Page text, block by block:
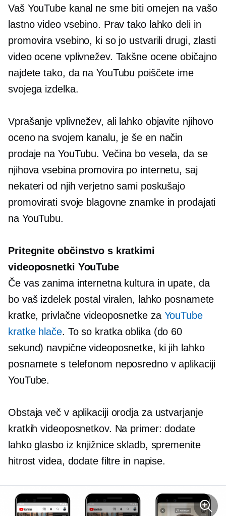
Vaš YouTube kanal ne sme biti omejen na vašo
lastno video vsebino. Prav tako lahko deli in
promovira vsebino, ki so jo ustvarili drugi, zlasti
video ocene vplivnežev. Takšne ocene običajno
najdete tako, da na YouTubu poiščete ime
svojega izdelka.
Vprašanje vplivnežev, ali lahko objavite njihovo
oceno na svojem kanalu, je še en način
prodaje na YouTubu. Večina bo vesela, da se
njihova vsebina promovira po internetu, saj
nekateri od njih verjetno sami poskušajo
promovirati svoje blagovne znamke in prodajati
na YouTubu.
Pritegnite občinstvo s kratkimi
videoposnetki YouTube
Če vas zanima internetna kultura in upate, da
bo vaš izdelek postal viralen, lahko posnamete
kratke, privlačne videoposnetke za YouTube
kratke hlače. To so kratka oblika(do 60
sekund) navpične videoposnetke, ki jih lahko
posnamete s telefonom neposredno v aplikaciji
YouTube.
Obstaja več v aplikacijiorodja za ustvarjanje
kratkih videoposnetkov. Na primer: dodate
lahko glasbo iz knjižnice skladb, spremenite
hitrost videa, dodate filtre in napise.